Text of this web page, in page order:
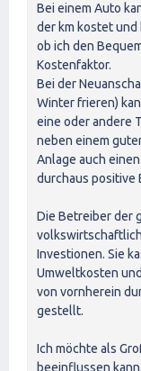
Bei einem Auto
der km kostet und
ob ich den
Kostenfaktor.
Bei der
Winter frieren)
eine oder andere
neben einem
Anlage auch
durchaus positive
Die Betreiber der
Investionen. Sie
Umweltkosten
von vornherein
gestellt.
Ich möchte als
beeinflussen